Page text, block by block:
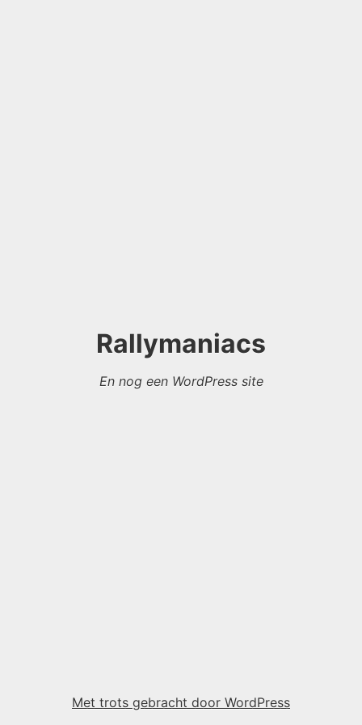
Rallymaniacs
En nog een WordPress site
Met trots gebracht door WordPress